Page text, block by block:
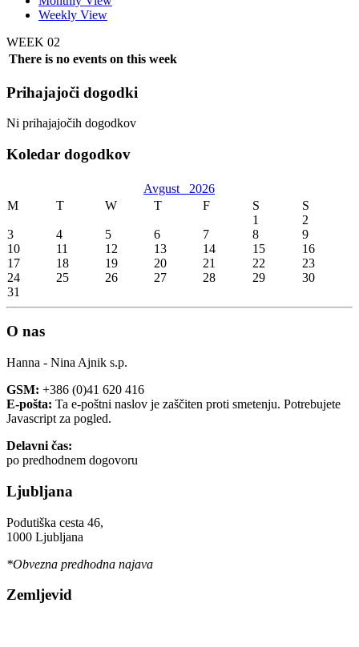
Weekly View
WEEK 02
There is no events on this week
Prihajajoči dogodki
Ni prihajajočih dogodkov
Koledar dogodkov
Avgust 2026
M
T W T F S
S
1
2
3
4 5 6 7 8
9
10
11 12 13 14 15
16
17
18 19 20 21 22
23
24
25 26 27 28 29
30
31
O nas
Hanna - Nina Ajnik s.p.
GSM: +386 (0)41 620 416
E-pošta: Ta e-poštni naslov je zaščiten proti smetenju. Potrebujete
Javascript za pogled.
Delavni čas:
po predhodnem dogovoru
Ljubljana
Podutiška cesta 46,
1000 Ljubljana
*Obvezna predhodna najava
Zemljevid